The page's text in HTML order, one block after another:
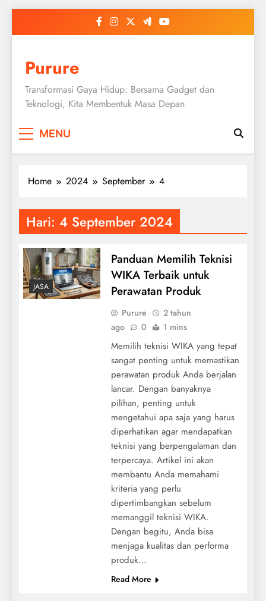
Purure
Transformasi Gaya Hidup: Bersama Gadget dan
Teknologi, Kita Membentuk Masa Depan
MENU
Home 2024 September 4
Hari: 4 September 2024
JASA
Panduan Memilih Teknisi
WIKA Terbaik untuk
Perawatan Produk
Purure
2 tahun
ago
0 1 mins
Memilih teknisi WIKA yang tepat
sangat penting untuk memastikan
perawatan produk Anda berjalan
lancar. Dengan banyaknya
pilihan, penting untuk
mengetahui apa saja yang harus
diperhatikan agar mendapatkan
teknisi yang berpengalaman dan
terpercaya. Artikel ini akan
membantu Anda memahami
kriteria yang perlu
dipertimbangkan sebelum
memanggil teknisi WIKA.
Dengan begitu, Anda bisa
menjaga kualitas dan performa
produk…
Read More